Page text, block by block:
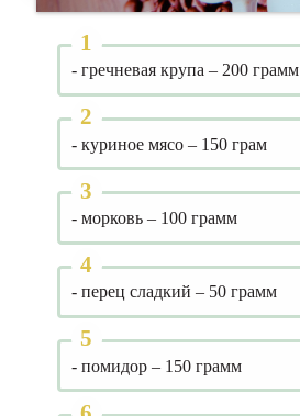
- гречневая крупа – 200 грамм
- куриное мясо – 150 грам
- морковь – 100 грамм
- перец сладкий – 50 грамм
- помидор – 150 грамм